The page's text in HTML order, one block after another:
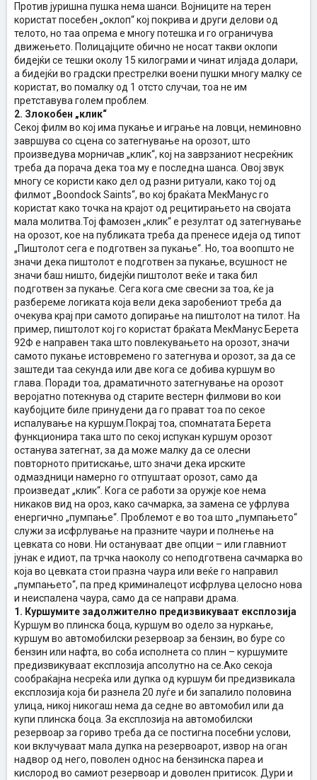
Против јуришна пушка нема шанси. Војниците на терен
користат посебен „оклоп“ кој покрива и други делови од
телото, но таа опрема е многу потешка и го ограничува
движењето. Полицајците обично не носат такви оклопи
бидејќи се тешки околу 15 килограми и чинат илјада долари,
а бидејќи во градски престрелки воени пушки многу малку се
користат, во помалку од 1 отсто случаи, тоа не им
претставува голем проблем.
2. Злокобен „клик“
Секој филм во кој има пукање и играње на ловци, неминовно
завршува со сцена со затегнување на орозот, што
произведува морничав „клик“, кој на заврзаниот несреќник
треба да порача дека тоа му е последна шанса. Овој звук
многу се користи како дел од разни ритуали, како тој од
филмот „Boondock Saints“, во кој браќата МекМанус го
користат како точка на крајот од рецитирањето на својата
мала молитва.Тој фамозен „клик“ е резултат од затегнување
на орозот, кое на публиката треба да пренесе идеја од типот
„Пиштолот сега е подготвен за пукање“. Но, тоа воопшто не
значи дека пиштолот е подготвен за пукање, всушност не
значи баш ништо, бидејќи пиштолот веќе и така бил
подготвен за пукање. Сега кога сме свесни за тоа, ќе ја
разбереме логиката која вели дека заробениот треба да
очекува крај при самото допирање на пиштолот на тилот. На
пример, пиштолот кој го користат браќата МекМанус Берета
92Ф е направен така што повлекувањето на орозот, значи
самото пукање истовремено го затегнува и орозот, за да се
заштеди таа секунда или две кога се добива куршум во
глава. Поради тоа, драматичното затегнување на орозот
веројатно потекнува од старите вестерн филмови во кои
каубојците биле принудени да го прават тоа по секое
испалување на куршум.Покрај тоа, спомнатата Берета
функционира така што по секој испукан куршум орозот
останува затегнат, за да може малку да се олесни
повторното притискање, што значи дека ирските
одмаздници намерно го отпуштаат орозот, само да
произведат „клик“. Кога се работи за оружје кое нема
никаков вид на ороз, како сачмарка, за замена се уфрлува
енергично „пумпање“. Проблемот е во тоа што „пумпањето“
служи за исфрлување на празните чаури и полнење на
цевката со нови. Ни остануваат две опции – или главниот
јунак е идиот, па трчка наоколу со неподготвена сачмарка во
која во цевката стои празна чаура или веќе го направил
„пумпањето“, па пред криминалецот исфрлува целосно нова
и неиспалена чаура, само да се направи драма.
1. Куршумите задолжително предизвикуваат експлозија
Куршум во плинска боца, куршум во одело за нуркање,
куршум во автомобилски резервоар за бензин, во буре со
бензин или нафта, во соба исполнета со плин – куршумите
предизвикуваат експлозија апсолутно на се.Ако секоја
сообраќајна несреќа или дупка од куршум би предизвикала
експлозија која би разнела 20 луѓе и би запалило половина
улица, никој никогаш нема да седне во автомобил или да
купи плинска боца. За експлозија на автомобилски
резервоар за гориво треба да се постигна посебни услови,
кои вклучуваат мала дупка на резервоарот, извор на оган
надвор од него, поволен однос на бензинска пареа и
кислород во самиот резервоар и доволен притисок. Дури и